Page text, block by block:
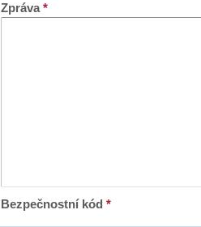
Zpráva*
Bezpečnostní kód *